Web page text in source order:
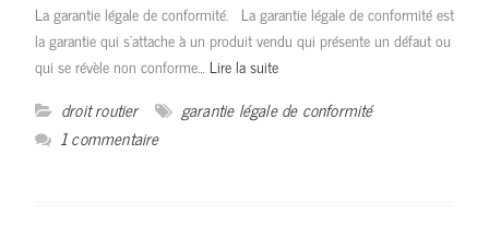
La garantie légale de conformité. La garantie légale de conformité est
la garantie qui s’attache à un produit vendu qui présente un défaut ou
qui se révèle non conforme… Lire la suite
droit routier
garantie légale de conformité
1 commentaire